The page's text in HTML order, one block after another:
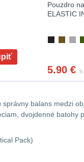
Pouzdro
ELASTIC
5.90 €
balans medzi
dvojdenné
Pack)